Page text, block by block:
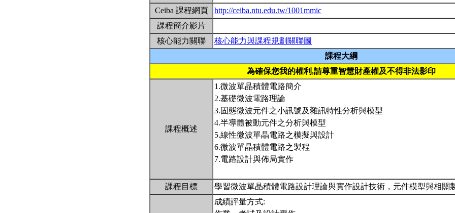
Ceiba 課程網頁
http://ceiba.ntu.edu.tw/1001mmic
課程簡介影片
核心能力關聯
核心能力與課程規劃關聯圖
課程大綱
為確保您我的權利,請尊重智慧財產權及不得非法影印
課程概述
1.微波單晶積體電路簡介
2.基礎微波電路理論
3.固態微波元件之小訊號及雜訊特性分析與模型
4.半導體被動元件之分析與模型
5.線性微波單晶電路之模擬與設計
6.微波單晶積體電路之製程
7.電路設計與佈局實作
課程目標 學習微波單晶積體電路設計理論與實作設計技術，元件模型與相關
成績評量方式: